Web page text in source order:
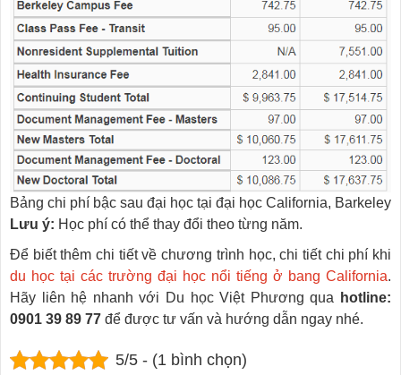
Bảng chi phí bậc sau đại học tại đại học California, Barkeley
Lưu ý: Học phí có thể thay đổi theo từng năm.
Để biết thêm chi tiết về chương trình học, chi tiết chi phí khi
du học tại các trường đại học nổi tiếng ở bang California.
Hãy liên hệ nhanh với Du học Việt Phương qua
hotline:
0901 39 89 77 để được tư vấn và hướng dẫn ngay nhé.
5/5 - (1 bình chọn)